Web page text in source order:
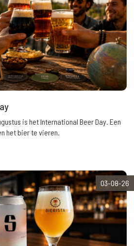
is het International Beer Day. Een
het bier te vieren.
03-08-26